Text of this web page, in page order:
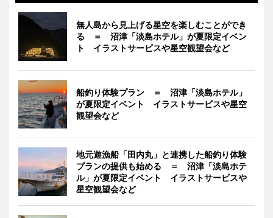
無人島から見上げる星空を楽しむことができ
る ＝ 沼津「淡島ホテル」が夏限定イベン
ト イラストサービスや星空観望会など
船釣り体験プラン ＝ 沼津「淡島ホテル」
が夏限定イベント イラストサービスや星空
観望会など
地元遊漁船「田内丸」と連携した船釣り体験
プランの提供も始める ＝ 沼津「淡島ホテ
ル」が夏限定イベント イラストサービスや
星空観望会など